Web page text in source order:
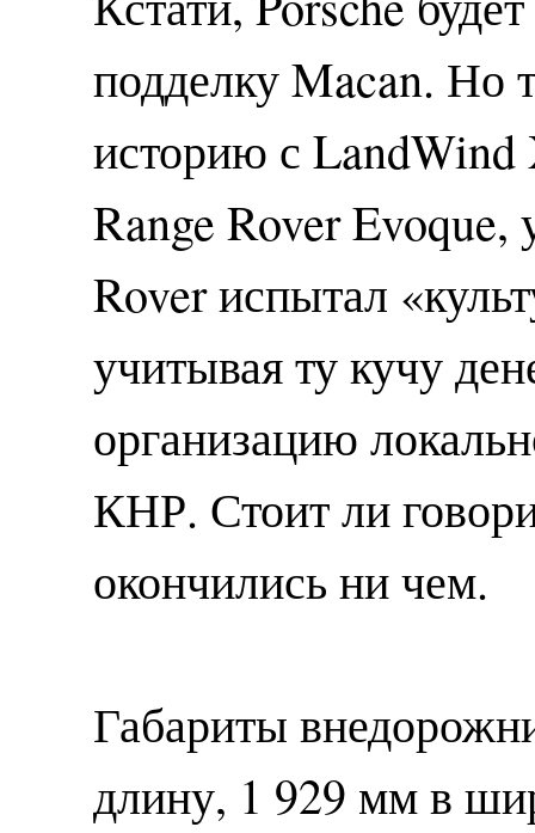
подделку Macan. Но
историю с
Range Rover
Rover испытал
учитывая ту кучу
организацию
КНР. Стоит ли
окончились ни чем.
Габариты
длину, 1 929 мм в